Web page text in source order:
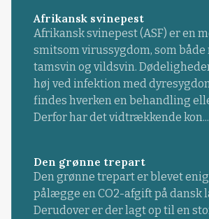
Afrikansk svinepest
Afrikansk svinepest (ASF) er en
smitsom virussygdom, som
tamsvin og vildsvin.
høj ved infektion med
findes hverken en behandling
Derfor har det vidtrækkende kon...
Den grønne trepart
Den grønne trepart er blevet
pålægge en CO2-afgift på dansk
Derudover er der lagt op til en